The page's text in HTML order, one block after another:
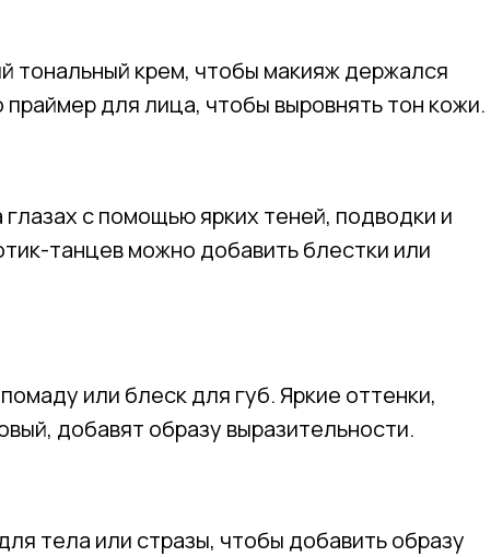
тональный крем, чтобы макияж держался
праймер для лица, чтобы выровнять тон кожи.
с помощью ярких теней, подводки и
танцев можно добавить блестки или
или блеск для губ. Яркие оттенки,
добавят образу выразительности.
тела или стразы, чтобы добавить образу